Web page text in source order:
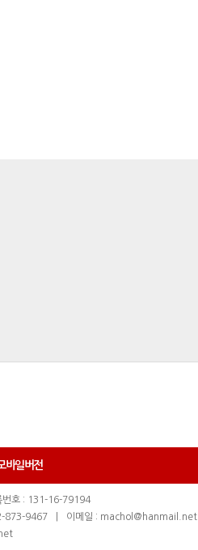
바일버전
번호 : 131-16-79194
873-9467
이메일 : machol@hanmail.net